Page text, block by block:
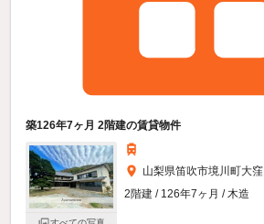
築126年7ヶ月 2階建の賃貸物件
山梨県笛吹市境川町大窪
2階建 / 126年7ヶ月 / 木造